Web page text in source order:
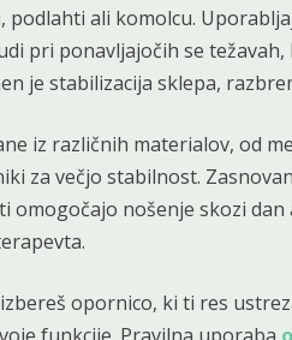
podlahti ali komolcu.
pri ponavljajočih se
je stabilizacija sklepa,
iz različnih materialov, od
za večjo stabilnost.
omogočajo nošenje skozi
opornico, ki ti res